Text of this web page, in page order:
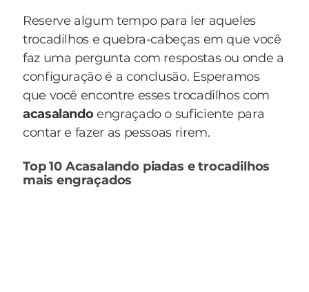
Reserve algum tempo para ler aqueles
trocadilhos e quebra-cabeças em que você
faz uma pergunta com respostas ou onde a
configuração é a conclusão. Esperamos
que você encontre esses trocadilhos com
acasalandoengraçado o suficiente para
contar e fazer as pessoas rirem.
Top 10 Acasalando piadas e trocadilhos
mais engraçados